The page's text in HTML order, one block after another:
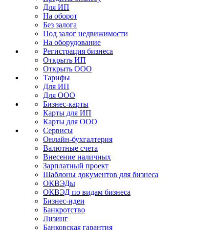
Для ИП
На оборот
Без залога
Под залог недвижимости
На оборудование
Регистрация бизнеса
Открыть ИП
Открыть ООО
Тарифы
Для ИП
Для ООО
Бизнес-карты
Карты для ИП
Карты для ООО
Сервисы
Онлайн-бухгалтерия
Валютные счета
Внесение наличных
Зарплатный проект
Шаблоны документов для бизнеса
ОКВЭДы
ОКВЭД по видам бизнеса
Бизнес-идеи
Банкротство
Лизинг
Банковская гарантия